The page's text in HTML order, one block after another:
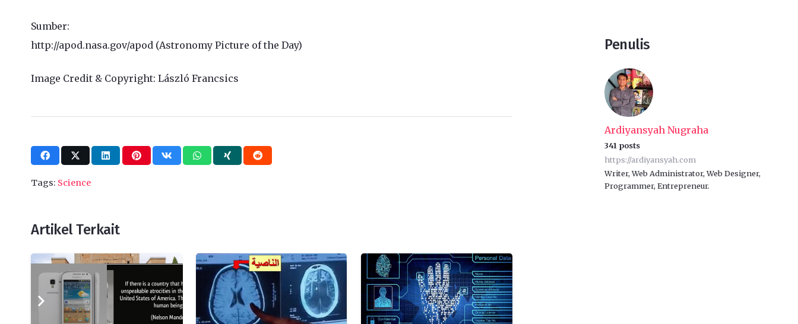
Sumber:
http://apod.nasa.gov/apod (Astronomy Picture of the Day)
Image Credit & Copyright: László Francsics
Tags: Science
Artikel Terkait
Penulis
Ardiyansyah Nugraha
341 posts
https://ardiyansyah.com
Writer, Web Administrator, Web Designer,
Programmer, Entrepreneur.